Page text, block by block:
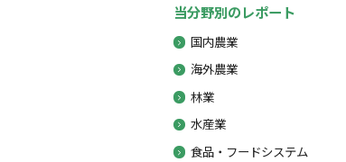
当分野別のレポート
国内農業
海外農業
林業
水産業
食品・フードシステム